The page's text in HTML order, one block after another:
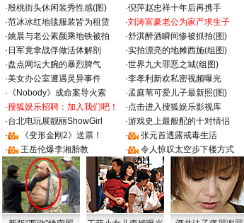
·殷桃街头休闲装秀性感(图) ·倪萍赵忠祥十年后再携手
·范冰冰红地毯服装皆为租赁 ·刘涛富豪老公为家产求生子
·姚晨与老公素颜乘地铁被拍 ·舒淇醉酒瞬间惨被抓拍(图)
· 日军竟拿战俘做活体解剖 ·实拍漂亮的地摊西施(组图)
·盘点网坛大腕的暴烈脾气 ·世界九大罪恶之城(组图)
·美女办公室遭遇灵异事件 ·李孝利新欢私密视频曝光
· 《Nobody》成命案导火索 ·孟庭苇可爱儿子最新照(图)
·搜狐娱乐招聘：加入我们吧！ ·点击进入搜狐娱乐影视库
·台北电玩展靓丽ShowGirl ·游戏史上最般配的十对情侣
·
《变形金刚2》送票！ ·
张元首透露戒毒生活
·
王岳伦爆李湘胎教 · 令人惊叹太空步下楼方式